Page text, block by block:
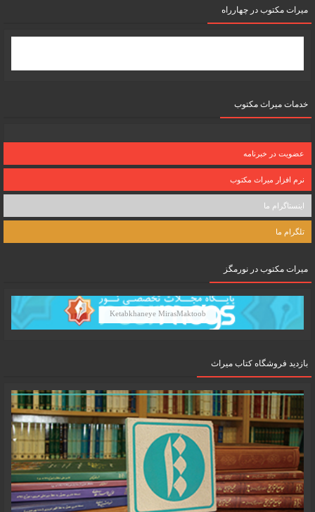
میرات مکتوب در چهارراه
خدمات میراث مکتوب
عضویت در خبرنامه
نرم افزار میراث مکتوب
اینستاگرام ما
تلگرام ما
میرات مکتوب در نورمگز
Ketabkhaneye MirasMaktoob
بازدید فروشگاه کتاب میراث